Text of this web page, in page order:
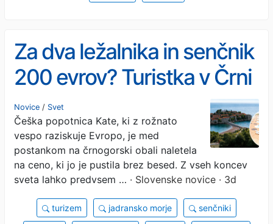
Za dva ležalnika in senčnik
200 evrov? Turistka v Črni
gori ostala brez besed
(VIDEO)
Novice / Svet
Češka popotnica Kate, ki z rožnato
vespo raziskuje Evropo, je med
postankom na črnogorski obali naletela
na ceno, ki jo je pustila brez besed. Z vseh koncev
sveta lahko predvsem … · Slovenske novice · 3d
turizem jadransko morje senčniki